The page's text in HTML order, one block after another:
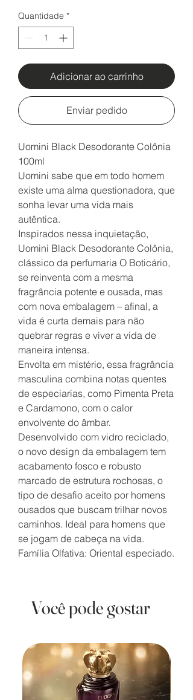
Quantidade *
Adicionar ao carrinho
Enviar pedido
Uomini Black Desodorante Colônia
100ml
Uomini sabe que em todo homem
existe uma alma questionadora, que
sonha levar uma vida mais
autêntica.
Inspirados nessa inquietação,
Uomini Black Desodorante Colônia,
clássico da perfumaria O Boticário,
se reinventa com a mesma
fragrância potente e ousada, mas
com nova embalagem – afinal, a
vida é curta demais para não
quebrar regras e viver a vida de
maneira intensa.
Envolta em mistério, essa fragrância
masculina combina notas quentes
de especiarias, como Pimenta Preta
e Cardamono, com o calor
envolvente do âmbar.
Desenvolvido com vidro reciclado,
o novo design da embalagem tem
acabamento fosco e robusto
marcado de estrutura rochosas, o
tipo de desafio aceito por homens
ousados que buscam trilhar novos
caminhos. Ideal para homens que
se jogam de cabeça na vida.
Família Olfativa: Oriental especiado.
Você pode gostar